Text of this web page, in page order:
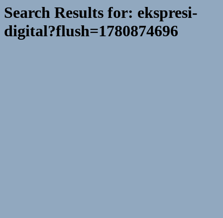
Search Results for: ekspresi-
digital?flush=1780874696